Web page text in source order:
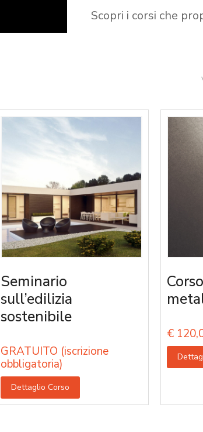
Scopri i corsi che
Seminario
sull’edilizia
sostenibile
GRATUITO (iscrizione
obbligatoria)
Dettaglio Corso
€